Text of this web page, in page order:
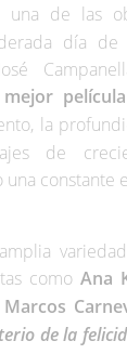
una de las
día de
la
de
constante
comoAna
de la